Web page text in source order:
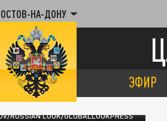
НА-ДОНУ
ЭФИР
RUSSIAN LOOK/GLOBALLOOKPRESS